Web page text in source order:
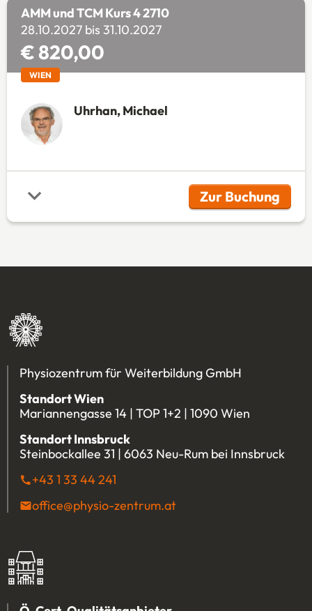
AMM und TCM Kurs 4 2710
28.10.2027 bis 31.10.2027
€ 820,00
WIEN
Uhrhan, Michael
Zur Buchung
(Öffnet in
Physiozentrum für Weiterbildung GmbH
Standort Wien
Mariannengasse 14 | TOP 1+2 | 1090 Wien
Standort Innsbruck
Steinbockallee 31 | 6063 Neu-Rum bei Innsbruck
+43 1 33 44 241
office@physio-zentrum.at